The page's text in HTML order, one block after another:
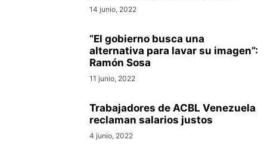
14 junio, 2022
“El gobierno busca una
alternativa para lavar su imagen”:
Ramón Sosa
11 junio, 2022
Trabajadores de ACBL Venezuela
reclaman salarios justos
4 junio, 2022